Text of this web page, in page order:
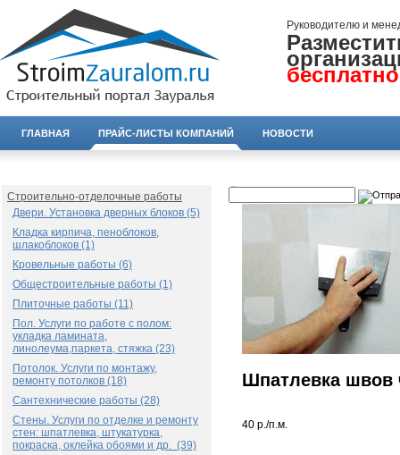
Руководителю и
бесплатно
ГЛАВНАЯ ПРАЙС-ЛИСТЫ КОМПАНИЙ НОВОСТИ
Строительно-отделочные работы
Двери. Установка дверных блоков (5)
Кладка кирпича, пеноблоков,
шлакоблоков (1)
Кровельные работы (6)
Общестроительные работы (1)
Плиточные работы (11)
Пол. Услуги по работе с полом:
укладка ламината,
линолеума,паркета, стяжка (23)
Потолок. Услуги по монтажу,
ремонту потолков (18)
Сантехнические работы (28)
Стены. Услуги по отделке и ремонту
стен: шпатлевка, штукатурка,
покраска, оклейка обоями и др. (39)
Шпатлевка швов
40 р./п.м.